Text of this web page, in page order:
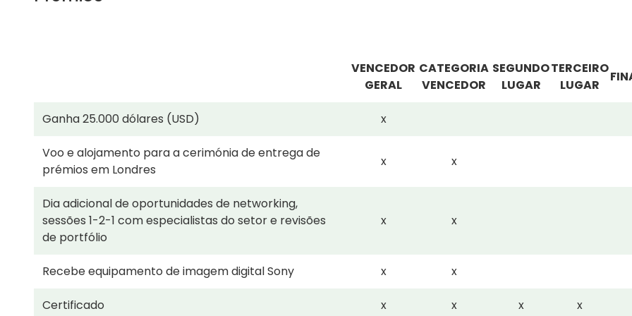
VENCEDOR
GERAL
CATEGORIA
VENCEDOR
SEGUNDO
LUGAR
TERCEIRO
LUGAR
Ganha 25.000 dólares (USD) x
Voo e alojamento para a cerimónia de entrega de
prémios em Londres
x x
Dia adicional de oportunidades de networking,
sessões 1-2-1 com especialistas do setor e revisões
de portfólio
x x
Recebe equipamento de imagem digital Sony x x
Certificado x x x x